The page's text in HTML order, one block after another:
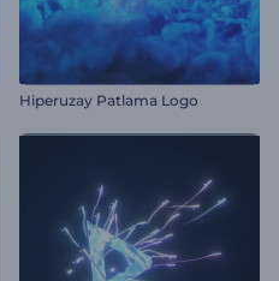
Hiperuzay Patlama Logo